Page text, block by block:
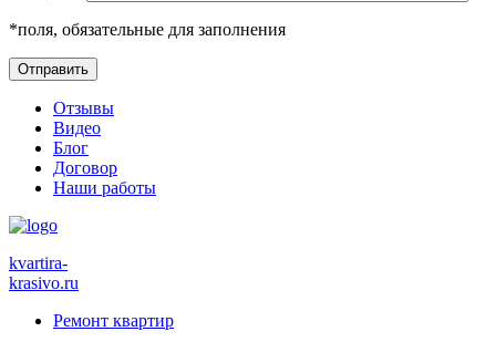
*поля, обязательные для заполнения
Отзывы
Видео
Блог
Договор
Наши работы
kvartira-
krasivo.ru
Ремонт квартир